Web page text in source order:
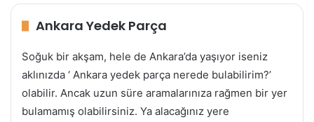
Ankara Yedek Parça
Soğuk bir akşam, hele de Ankara’da yaşıyor iseniz
aklınızda ‘ Ankara yedek parça nerede bulabilirim?’
olabilir. Ancak uzun süre aramalarınıza rağmen bir yer
bulamamış olabilirsiniz. Ya alacağınız yere